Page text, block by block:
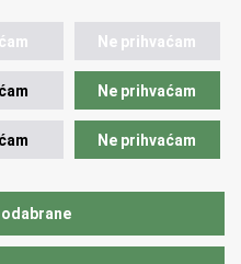
za Republiku Hrvatsku
Ne prihvaćam
Ne prihvaćam
Ne prihvaćam